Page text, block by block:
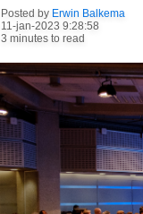
Posted by Erwin Balkema
11-jan-2023 9:28:58
3 minutes to read